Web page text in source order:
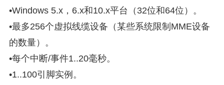
•Windows 5.x，6.x和10.x平台（32位和64位）。
•最多256个虚拟线缆设备（某些系统限制MME设备
的数量）。
•每个中断/事件1..20毫秒。
•1..100引脚实例。